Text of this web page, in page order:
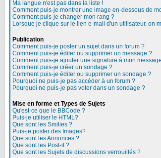
Ma langue n'est pas dans la liste !
Comment puis-je montrer une image en-dessous de
Comment puis-je changer mon rang ?
Lorsque je clique sur le lien e-mail d'un utilisateur, on
Publication
Comment puis-je poster un sujet dans un forum ?
Comment puis-je éditer ou supprimer un message ?
Comment puis-je ajouter une signature à mon
Comment puis-je créer un sondage ?
Comment puis-je éditer ou supprimer un sondage ?
Pourquoi ne puis-je pas accéder à un forum ?
Pourquoi ne puis-je pas voter dans un sondage ?
Mise en forme et Types de Sujets
Qu'est-ce que le BBCode ?
Puis-je utiliser le HTML?
Que sont les Smilies ?
Puis-je poster des Images?
Que sont les Annonces ?
Que sont les Post-it ?
Que sont les Sujets de discussions verrouillés ?